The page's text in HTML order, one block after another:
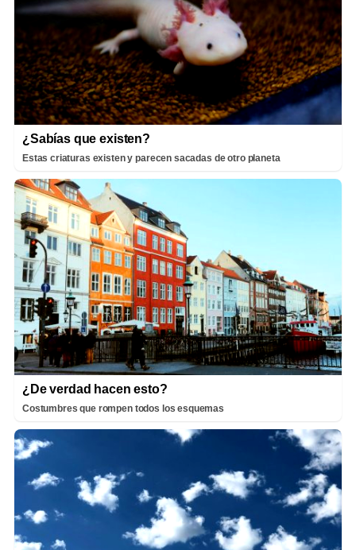
¿Sabías que existen?
Estas criaturas existen y parecen sacadas de otro planeta
¿De verdad hacen esto?
Costumbres que rompen todos los esquemas